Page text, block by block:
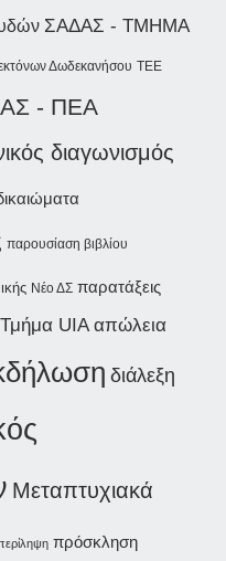
ΣΑΔΑΣ - ΤΜΗΜΑ
Δωδεκανήσου ΤΕΕ
- ΠΕΑ
διαγωνισμός
παρουσίαση βιβλίου
Νέο ΔΣ παρατάξεις
Τμήμα UIA απώλεια
διάλεξη
Μεταπτυχιακά
πρόσκληση